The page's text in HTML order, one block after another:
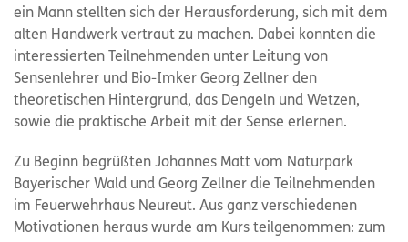
ein Mann stellten sich der Herausforderung, sich mit dem
alten Handwerk vertraut zu machen. Dabei konnten die
interessierten Teilnehmenden unter Leitung von
Sensenlehrer und Bio-Imker Georg Zellner den
theoretischen Hintergrund, das Dengeln und Wetzen,
sowie die praktische Arbeit mit der Sense erlernen.
Zu Beginn begrüßten Johannes Matt vom Naturpark
Bayerischer Wald und Georg Zellner die Teilnehmenden
im Feuerwehrhaus Neureut. Aus ganz verschiedenen
Motivationen heraus wurde am Kurs teilgenommen: zum